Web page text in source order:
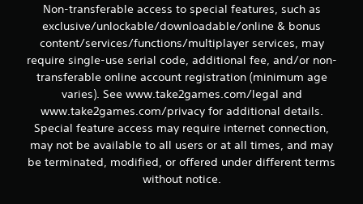
r
e
l
l
a
s
Non-transferable access to special features, such as
exclusive/unlockable/downloadable/online & bonus
content/services/functions/multiplayer services, may
require single-use serial code, additional fee, and/or non-
transferable online account registration (minimum age
varies). See www.take2games.com/legal and
www.take2games.com/privacy for additional details.
Special feature access may require internet connection,
may not be available to all users or at all times, and may
be terminated, modified, or offered under different terms
without notice.